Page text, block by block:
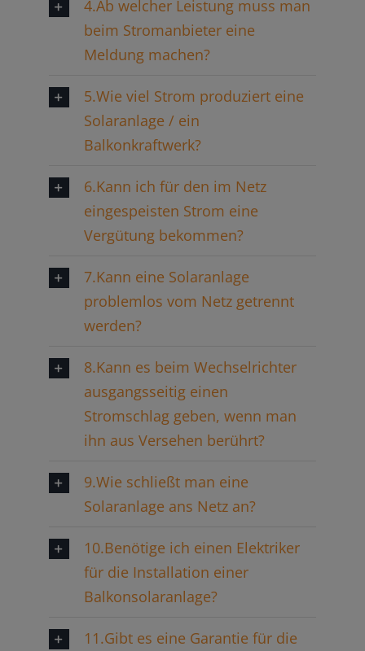
4.Ab welcher Leistung muss man
beim Stromanbieter eine
Meldung machen?
5.Wie viel Strom produziert eine
Solaranlage / ein
Balkonkraftwerk?
6.Kann ich für den im Netz
eingespeisten Strom eine
Vergütung bekommen?
7.Kann eine Solaranlage
problemlos vom Netz getrennt
werden?
8.Kann es beim Wechselrichter
ausgangsseitig einen
Stromschlag geben, wenn man
ihn aus Versehen berührt?
9.Wie schließt man eine
Solaranlage ans Netz an?
10.Benötige ich einen Elektriker
für die Installation einer
Balkonsolaranlage?
11.Gibt es eine Garantie für die